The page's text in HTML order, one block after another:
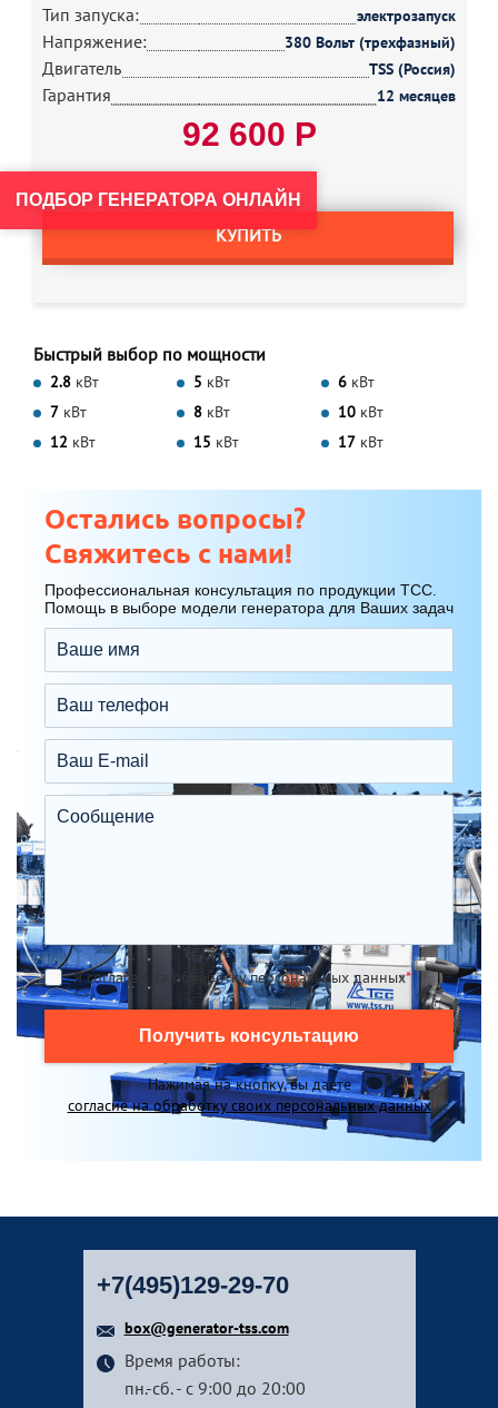
Тип запуска: электрозапуск
Напряжение: 380 Вольт (трехфазный)
Двигатель TSS (Россия)
Гарантия 12 месяцев
92 600 Р
КУПИТЬ
Быстрый выбор по мощности
2.8 кВт 5 кВт 6 кВт
7 кВт 8 кВт 10 кВт
12 кВт 15 кВт 17 кВт
Остались вопросы?
Свяжитесь с нами!
Профессиональная консультация по продукции ТСС.
Помощь в выборе модели генератора для Ваших задач
Я согласен на обработку персональных данных*
Получить консультацию
Нажимая на кнопку, вы даете
согласие на обработку своих персональных данных
+7(495)129-29-70
box@generator-tss.com
Время работы:
пн.-сб. - с 9:00 до 20:00
ПОДБОР ГЕНЕРАТОРА ОНЛАЙН